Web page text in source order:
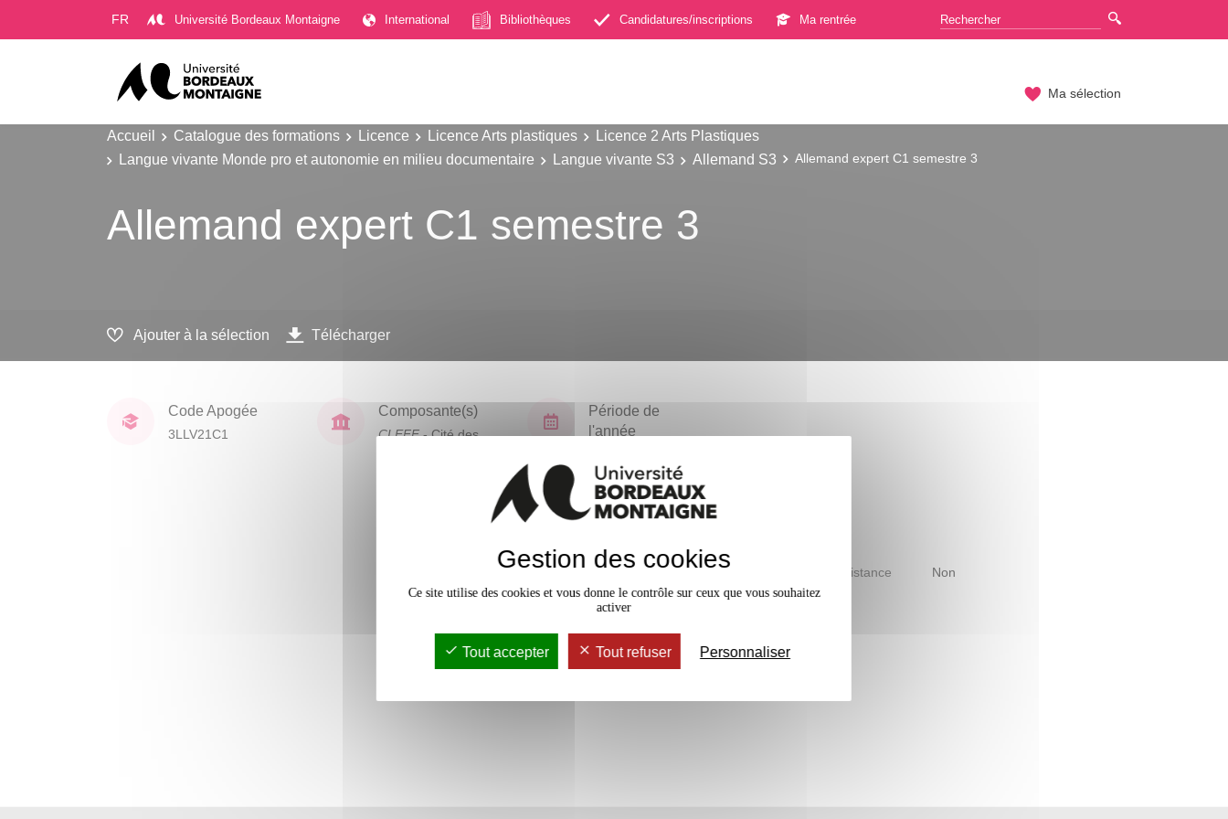
FR Université Bordeaux Montaigne International Bibliothèques Candidatures/inscriptions Ma rentrée
Ma sélection
Accueil Catalogue des formations Licence Licence Arts plastiques
Licence 2 Arts Plastiques
Langue vivante Monde pro et autonomie en milieu documentaire
Langue vivante S3 Allemand S3 Allemand expert C1 semestre 3
Allemand expert C1 semestre 3
Ajouter à la sélection Télécharger
Code Apogée
3LLV21C1
Composante(s)
CLEFF- Cité des
Période de
l'année
Accessible à distance Non
Gestion des cookies
Ce site utilise des cookies et vous donne le contrôle sur ceux que vous souhaitez
activer
Tout accepter Tout refuser Personnaliser